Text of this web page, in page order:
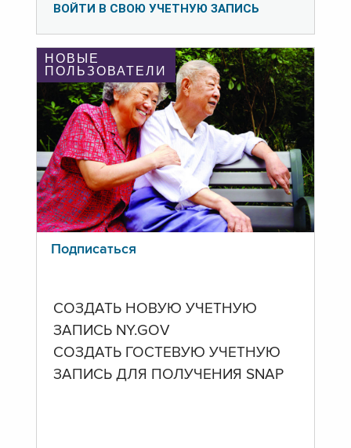
ВОЙТИ В СВОЮ УЧЕТНУЮ ЗАПИСЬ
НОВЫЕ
ПОЛЬЗОВАТЕЛИ
Подписаться
СОЗДАТЬ НОВУЮ УЧЕТНУЮ
ЗАПИСЬ NY.GOV
СОЗДАТЬ ГОСТЕВУЮ УЧЕТНУЮ
ЗАПИСЬ ДЛЯ ПОЛУЧЕНИЯ SNAP